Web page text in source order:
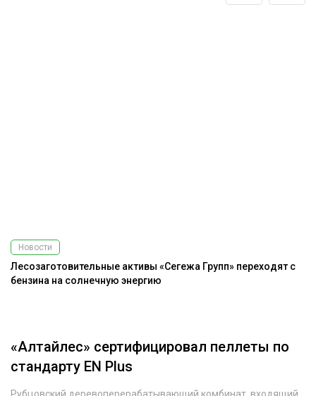
«Алтайлес» сертифицировал пеллеты по
стандарту EN Plus
Новости
Лесозаготовительные активы «Сегежа Групп» переходят с
бензина на солнечную энергию